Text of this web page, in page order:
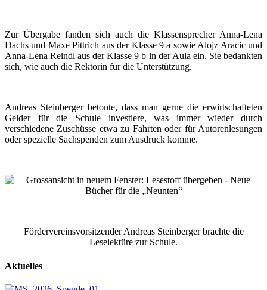
Zur Übergabe fanden sich auch die Klassensprecher Anna-Lena
Dachs und Maxe Pittrich aus der Klasse 9 a sowie Alojz Aracic und
Anna-Lena Reindl aus der Klasse 9 b in der Aula ein. Sie bedankten
sich, wie auch die Rektorin für die Unterstützung.
Andreas Steinberger betonte, dass man gerne die erwirtschafteten
Gelder für die Schule investiere, was immer wieder durch
verschiedene Zuschüsse etwa zu Fahrten oder für Autorenlesungen
oder spezielle Sachspenden zum Ausdruck komme.
Fördervereinsvorsitzender Andreas Steinberger brachte die
Leselektüre zur Schule.
Aktuelles